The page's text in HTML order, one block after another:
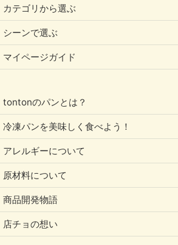
カテゴリから選ぶ
シーンで選ぶ
マイページガイド
tontonのパンとは？
冷凍パンを美味しく食べよう！
アレルギーについて
原材料について
商品開発物語
店チョの想い